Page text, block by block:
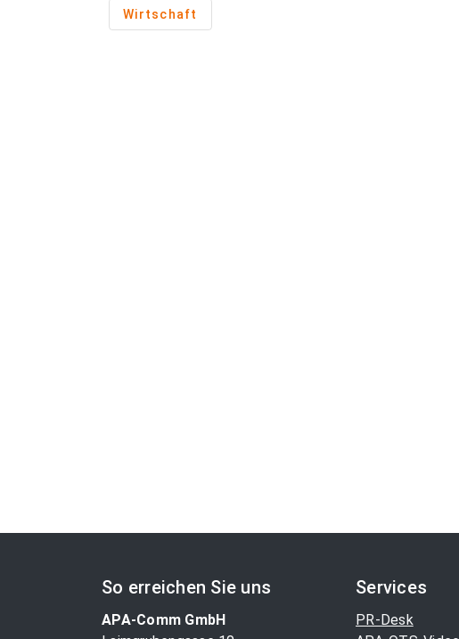
Wirtschaft
So erreichen Sie uns
APA-Comm GmbH
Services
PR-Desk